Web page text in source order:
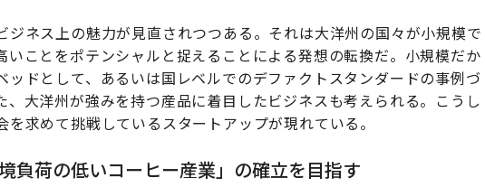
ジネス上の魅力が見直されつつある。それは大洋州の国々が小規模で
いことをポテンシャルと捉えることによる発想の転換だ。小規模だか
ッドとして、あるいは国レベルでのデファクトスタンダードの事例づ
、大洋州が強みを持つ産品に着目したビジネスも考えられる。こうし
求めて挑戦しているスタートアップが現れている。
負荷の低いコーヒー産業」の確立を目指す